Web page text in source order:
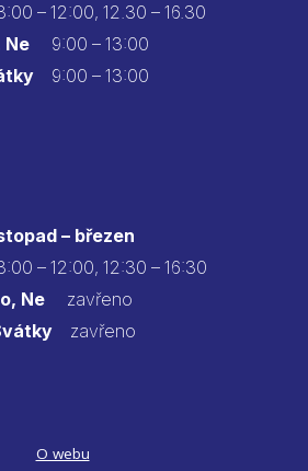
– 12:00, 12.30 – 16.30
Ne9:00 – 13:00
9:00 – 13:00
– březen
– 12:00, 12:30 – 16:30
Ne zavřeno
zavřeno
O webu